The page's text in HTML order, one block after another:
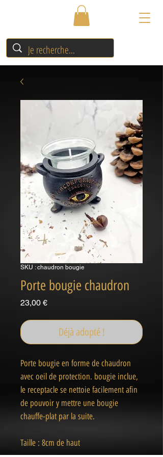
SKU : chaudron bougie
Porte bougie chaudron
23,00 €Prix
Déjà adopté !
Porte bougie en forme de chaudron
avec oeil de protection. bougie inclue,
le receptacle se nettoie facilement afin
de pouvoir y mettre une bougie
chauffe-plat par la suite.
Taille : 8cm de haut